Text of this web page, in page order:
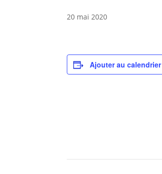
20 mai 2020
Ajouter au calendrier